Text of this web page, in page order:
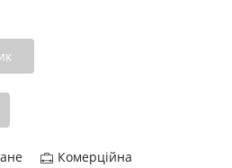
Комерційна